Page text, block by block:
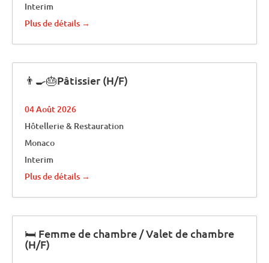
Interim
Plus de détails
👨‍🍳🎂Pâtissier (H/F)
04 Août 2026
Hôtellerie & Restauration
Monaco
Interim
Plus de détails
🛏️ Femme de chambre / Valet de chambre
(H/F)